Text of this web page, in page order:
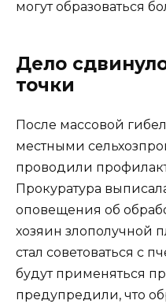
могут образоваться
Дело
точки
После массовой
местными
проводили
Прокуратура
оповещения об
хозяин злополучной
стал советоваться с
будут применяться
предупредили, что